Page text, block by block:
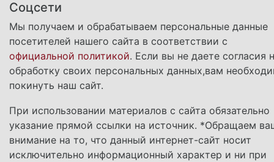
Соцсети
Мы получаем и обрабатываем персональные данные
посетителей нашего сайта в соответствии с
официальной политикой. Если вы не даете согласия
обработку своих персональных данных,вам
покинуть наш сайт.
При использовании материалов с сайта обязательно
указание прямой ссылки на источник. *Обращаем
внимание на то, что данный интернет-сайт носит
исключительно информационный характер и ни при